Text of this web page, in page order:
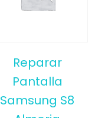
Reparar
Pantalla
Samsung S8